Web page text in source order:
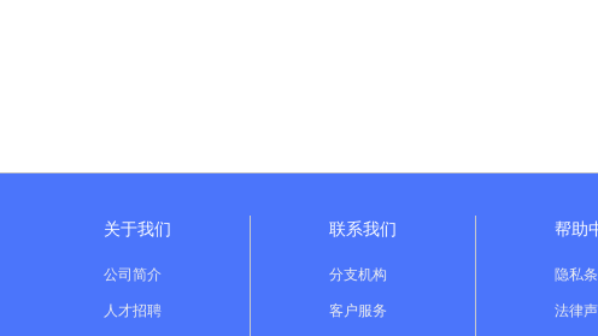
关于我们
公司简介
人才招聘
联系我们
分支机构
客户服务
帮助
隐私
法律